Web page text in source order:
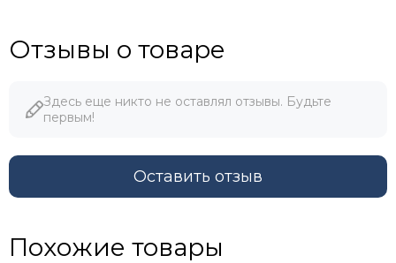
Отзывы о товаре
Здесь еще никто не оставлял отзывы. Будьте
первым!
Оставить отзыв
Похожие товары